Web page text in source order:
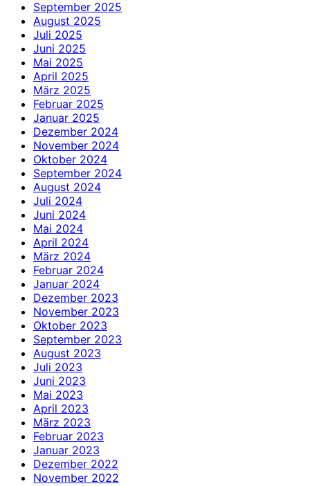
September 2025
August 2025
Juli 2025
Juni 2025
Mai 2025
April 2025
März 2025
Februar 2025
Januar 2025
Dezember 2024
November 2024
Oktober 2024
September 2024
August 2024
Juli 2024
Juni 2024
Mai 2024
April 2024
März 2024
Februar 2024
Januar 2024
Dezember 2023
November 2023
Oktober 2023
September 2023
August 2023
Juli 2023
Juni 2023
Mai 2023
April 2023
März 2023
Februar 2023
Januar 2023
Dezember 2022
November 2022